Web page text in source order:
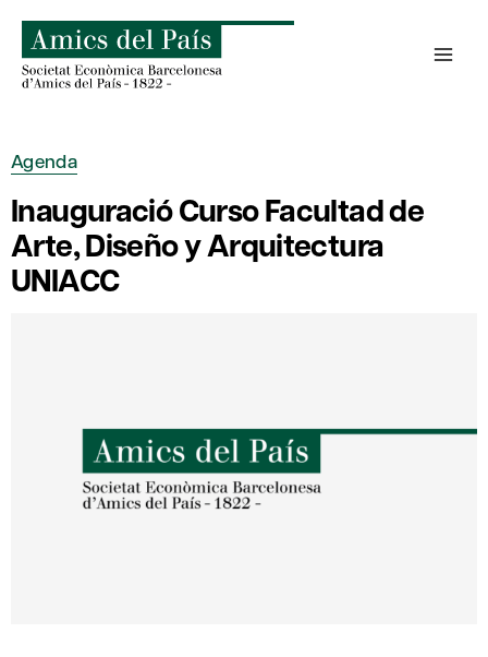
content
Agenda
Inauguració Curso Facultad de
Arte, Diseño y Arquitectura
UNIACC